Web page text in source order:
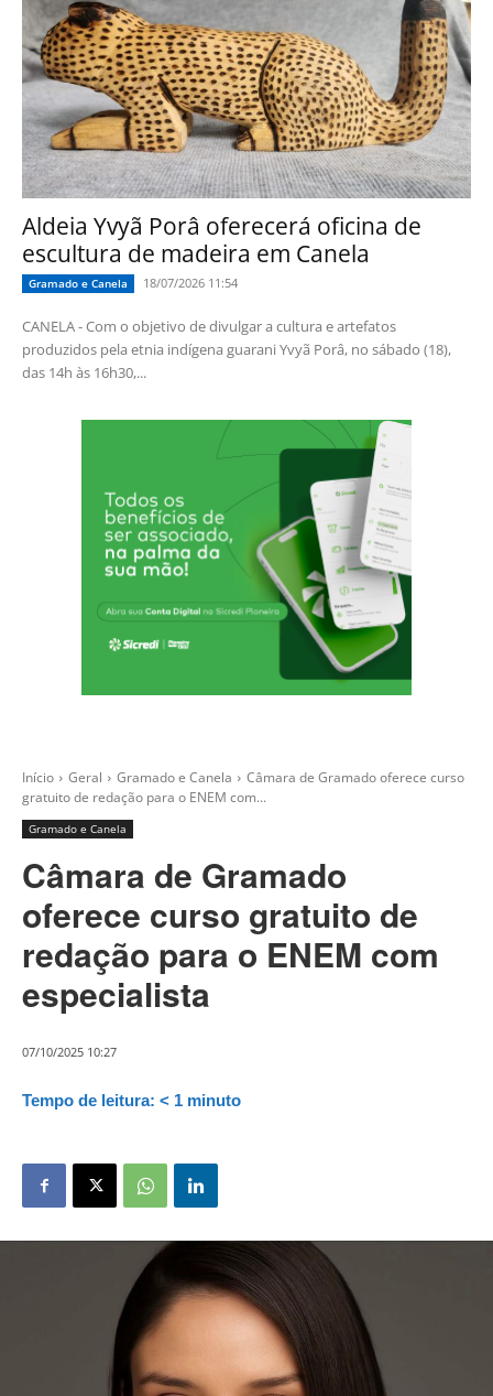
Aldeia Yvyã Porâ oferecerá oficina de
escultura de madeira em Canela
Gramado e Canela 18/07/2026 11:54
CANELA - Com o objetivo de divulgar a cultura e artefatos
produzidos pela etnia indígena guarani Yvyã Porâ, no sábado (18),
das 14h às 16h30,...